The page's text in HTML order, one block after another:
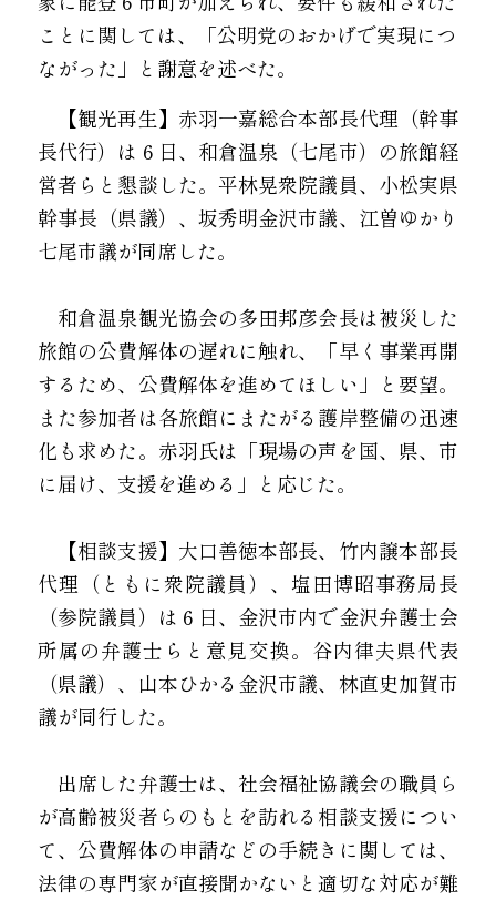
ことに関しては、「公明党のおかげで実現につ
ながった」と謝意を述べた。
【観光再生】赤羽一嘉総合本部長代理（幹事
長代行）は６日、和倉温泉（七尾市）の旅館経
営者らと懇談した。平林晃衆院議員、小松実県
幹事長（県議）、坂秀明金沢市議、江曽ゆかり
七尾市議が同席した。
和倉温泉観光協会の多田邦彦会長は被災した
旅館の公費解体の遅れに触れ、「早く事業再開
するため、公費解体を進めてほしい」と要望。
また参加者は各旅館にまたがる護岸整備の迅速
化も求めた。赤羽氏は「現場の声を国、県、市
に届け、支援を進める」と応じた。
【相談支援】大口善徳本部長、竹内譲本部長
代理（ともに衆院議員）、塩田博昭事務局長
（参院議員）は６日、金沢市内で金沢弁護士会
所属の弁護士らと意見交換。谷内律夫県代表
（県議）、山本ひかる金沢市議、林直史加賀市
議が同行した。
出席した弁護士は、社会福祉協議会の職員ら
が高齢被災者らのもとを訪れる相談支援につい
て、公費解体の申請などの手続きに関しては、
法律の専門家が直接聞かないと適切な対応が難